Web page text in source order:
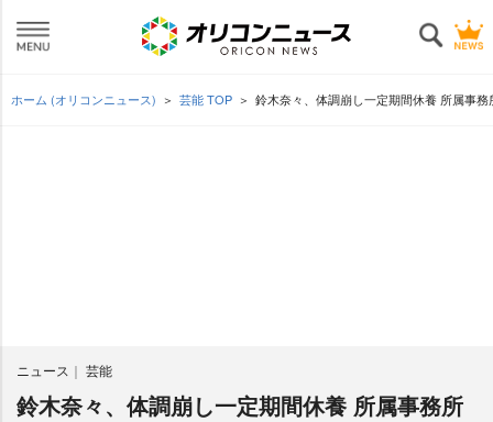
ホーム (オリコンニュース) 芸能 TOP 鈴木奈々、体調崩し一定期間休養 所属事
ニュース 芸能
鈴木奈々、体調崩し一定期間休養 所属事務所